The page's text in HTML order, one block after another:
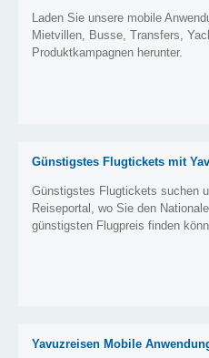
Laden Sie unsere mobile
Mietvillen, Busse, Transfers,
Produktkampagnen herunter.
Günstigstes Flugtickets mit
Günstigstes Flugtickets suchen
Reiseportal, wo Sie den
günstigsten Flugpreis finden
Yavuzreisen Mobile